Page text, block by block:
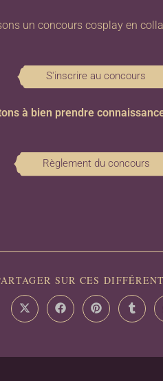
un concours cosplay en
S'inscrire au concours
à bien prendre
Règlement du concours
SUR CES